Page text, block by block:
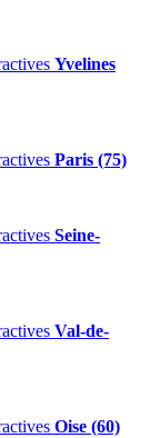
Yvelines
Paris (75)
Seine-
Val-de-
Oise (60)